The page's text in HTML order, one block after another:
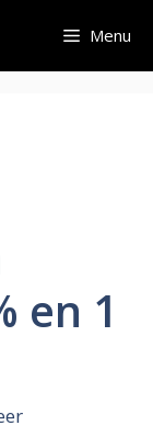
Menu
en 1